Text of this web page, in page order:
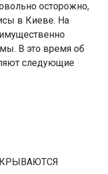
осторожно,
в Киеве. На
В это время об
следующие